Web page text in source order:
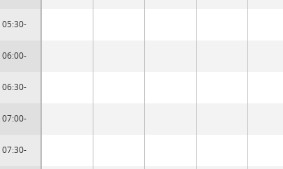
05:30-
06:00-
06:30-
07:00-
07:30-